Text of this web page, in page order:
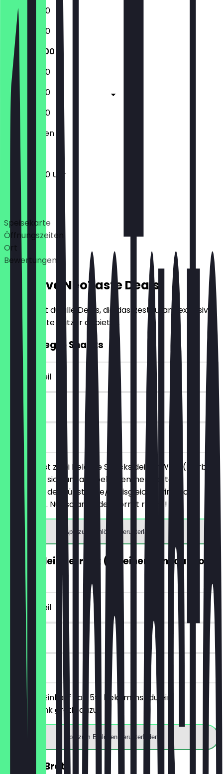
10:00 - 18:00
10:00 - 18:00
10:00 - 18:00
10:00 - 18:00
10:00 - 18:00
10:00 - 18:00
Geschlossen
10:00 - 18:00 Uhr
Deals
Speisekarte
Öffnungszeiten
Ort
Bewertungen
Exklusive NeoTaste Deals
Hier findest du alle Deals, die das Restaurant exklusiv
für NeoTaste Nutzer anbietet.
2für1 Belegte Snacks
~4 € Vorteil
30 Tage
vor Ort
Du bestellst zwei Belegte Snacks deiner Wahl (hierbei
handelt es sich um alle belegten, herzhaften
Produkte), der günstigere/preisgleiche wird nicht
berechnet. Nur solange der Vorrat reicht!
App zum Einlösen herunterladen
GRATIS Heißgetränk (ab einem Einkauf von
~4 € Vorteil
7 Tage
vor Ort
Ab einem Einkauf von 5€ bekommst du ein
Heißgetränk gratis dazu.
App zum Einlösen herunterladen
30% auf Brot